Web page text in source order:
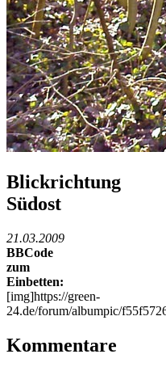
Blickrichtung
Südost
21.03.2009
BBCode
zum
Einbetten:
[img]https://green-
24.de/forum/albumpic/
Kommentare